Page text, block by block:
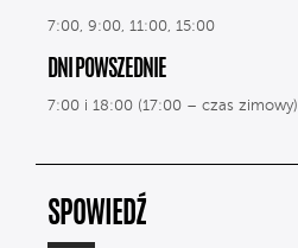
7:00, 9:00, 11:00, 15:00
DNI POWSZEDNIE
7:00 i 18:00 (17:00 – czas zimowy)
SPOWIEDŹ